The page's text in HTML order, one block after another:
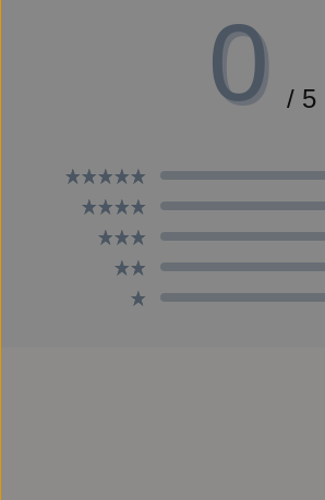
英國著名學者及作家。1898
1963年間，任劍橋大學「中
魯氏著作等身，以《愛的隱
中世紀與文藝復興英國文學導
0 / 5